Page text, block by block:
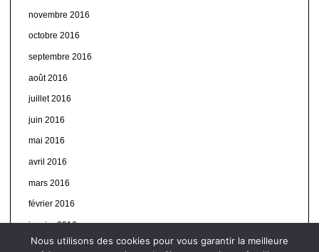
novembre 2016
octobre 2016
septembre 2016
août 2016
juillet 2016
juin 2016
mai 2016
avril 2016
mars 2016
février 2016
janvier 2016
Nous utilisons des cookies pour vous garantir la meilleure